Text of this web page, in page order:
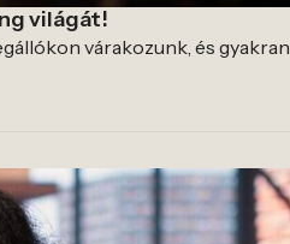
világát!
várakozunk, és gyakran